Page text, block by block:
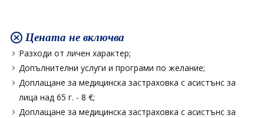
Цената не включва
Разходи от личен характер;
Допълнителни услуги и програми по желание;
Доплащане за медицинска застраховка с асистънс за
лица над 65 г. - 8 €;
Доплащане за медицинска застраховка с асистънс за